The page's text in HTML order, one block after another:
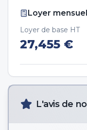
Loyer mensuel
Loyer de base HT
27,455 €
L'avis de